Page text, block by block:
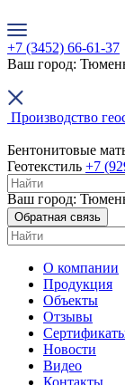
+7 (3452) 66-61-37
Ваш город:
Производство
Бентонитовые
Геотекстиль +7
+7 (3452) 66-61-37
Ваш город:
Обратная связь
О компании
Продукция
Объекты
Отзывы
Новости
Видео
Контакты